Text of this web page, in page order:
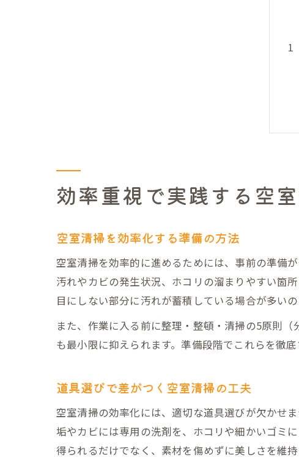
効率重視で実践する空
空室清掃を効率化する準備の方法
空室清掃を効率的に進めるためには、事前の準備
汚れやカビの発生状況、ホコリの溜まりやすい箇
目にしない部分に汚れが蓄積している場合が多い
また、作業に入る前に整理・整頓・清掃の5原則
も最小限に抑えられます。準備段階でこれらを徹
道具選びで差がつく空室清掃の工夫
空室清掃の効率化には、適切な道具選びが欠かせ
垢やカビには専用の洗剤を、ホコリや細かいゴミ
得られるだけでなく、素材を傷めずに美しさを維持